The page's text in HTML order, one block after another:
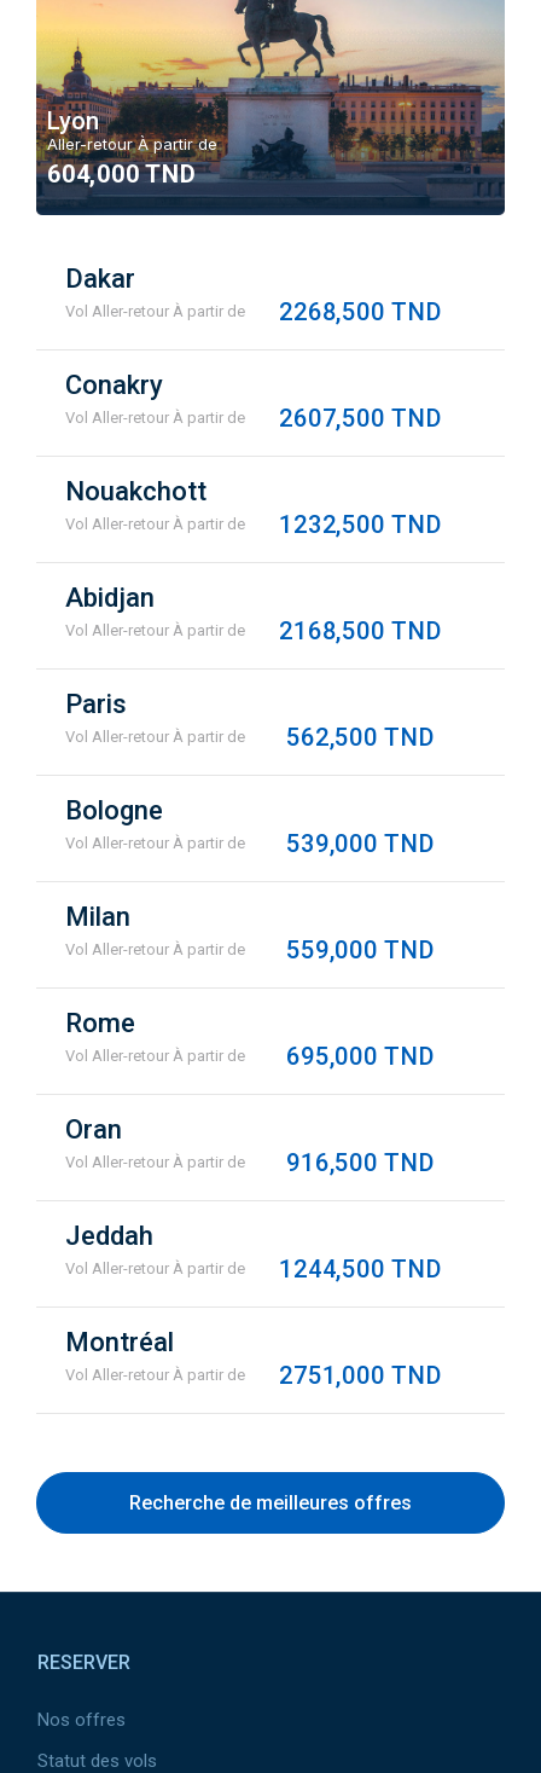
Lyon
Aller-retour À partir de
604,000 TND
Dakar
Vol Aller-retour À partir de 2268,500 TND
Conakry
Vol Aller-retour À partir de 2607,500 TND
Nouakchott
Vol Aller-retour À partir de 1232,500 TND
Abidjan
Vol Aller-retour À partir de 2168,500 TND
Paris
Vol Aller-retour À partir de 562,500 TND
Bologne
Vol Aller-retour À partir de 539,000 TND
Milan
Vol Aller-retour À partir de 559,000 TND
Rome
Vol Aller-retour À partir de 695,000 TND
Oran
Vol Aller-retour À partir de 916,500 TND
Jeddah
Vol Aller-retour À partir de 1244,500 TND
Montréal
Vol Aller-retour À partir de 2751,000 TND
Recherche de meilleures offres
page
RESERVER
Nos offres
Statut des vols